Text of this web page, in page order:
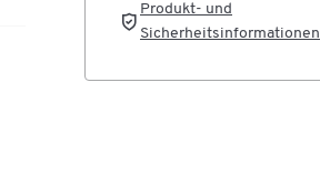
Produkt- und
Sicherheitsinformationen